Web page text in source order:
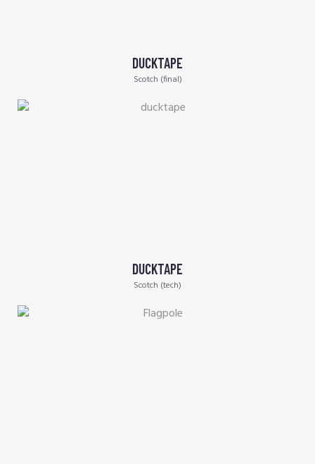
DUCKTAPE
Scotch (final)
DUCKTAPE
Scotch (tech)